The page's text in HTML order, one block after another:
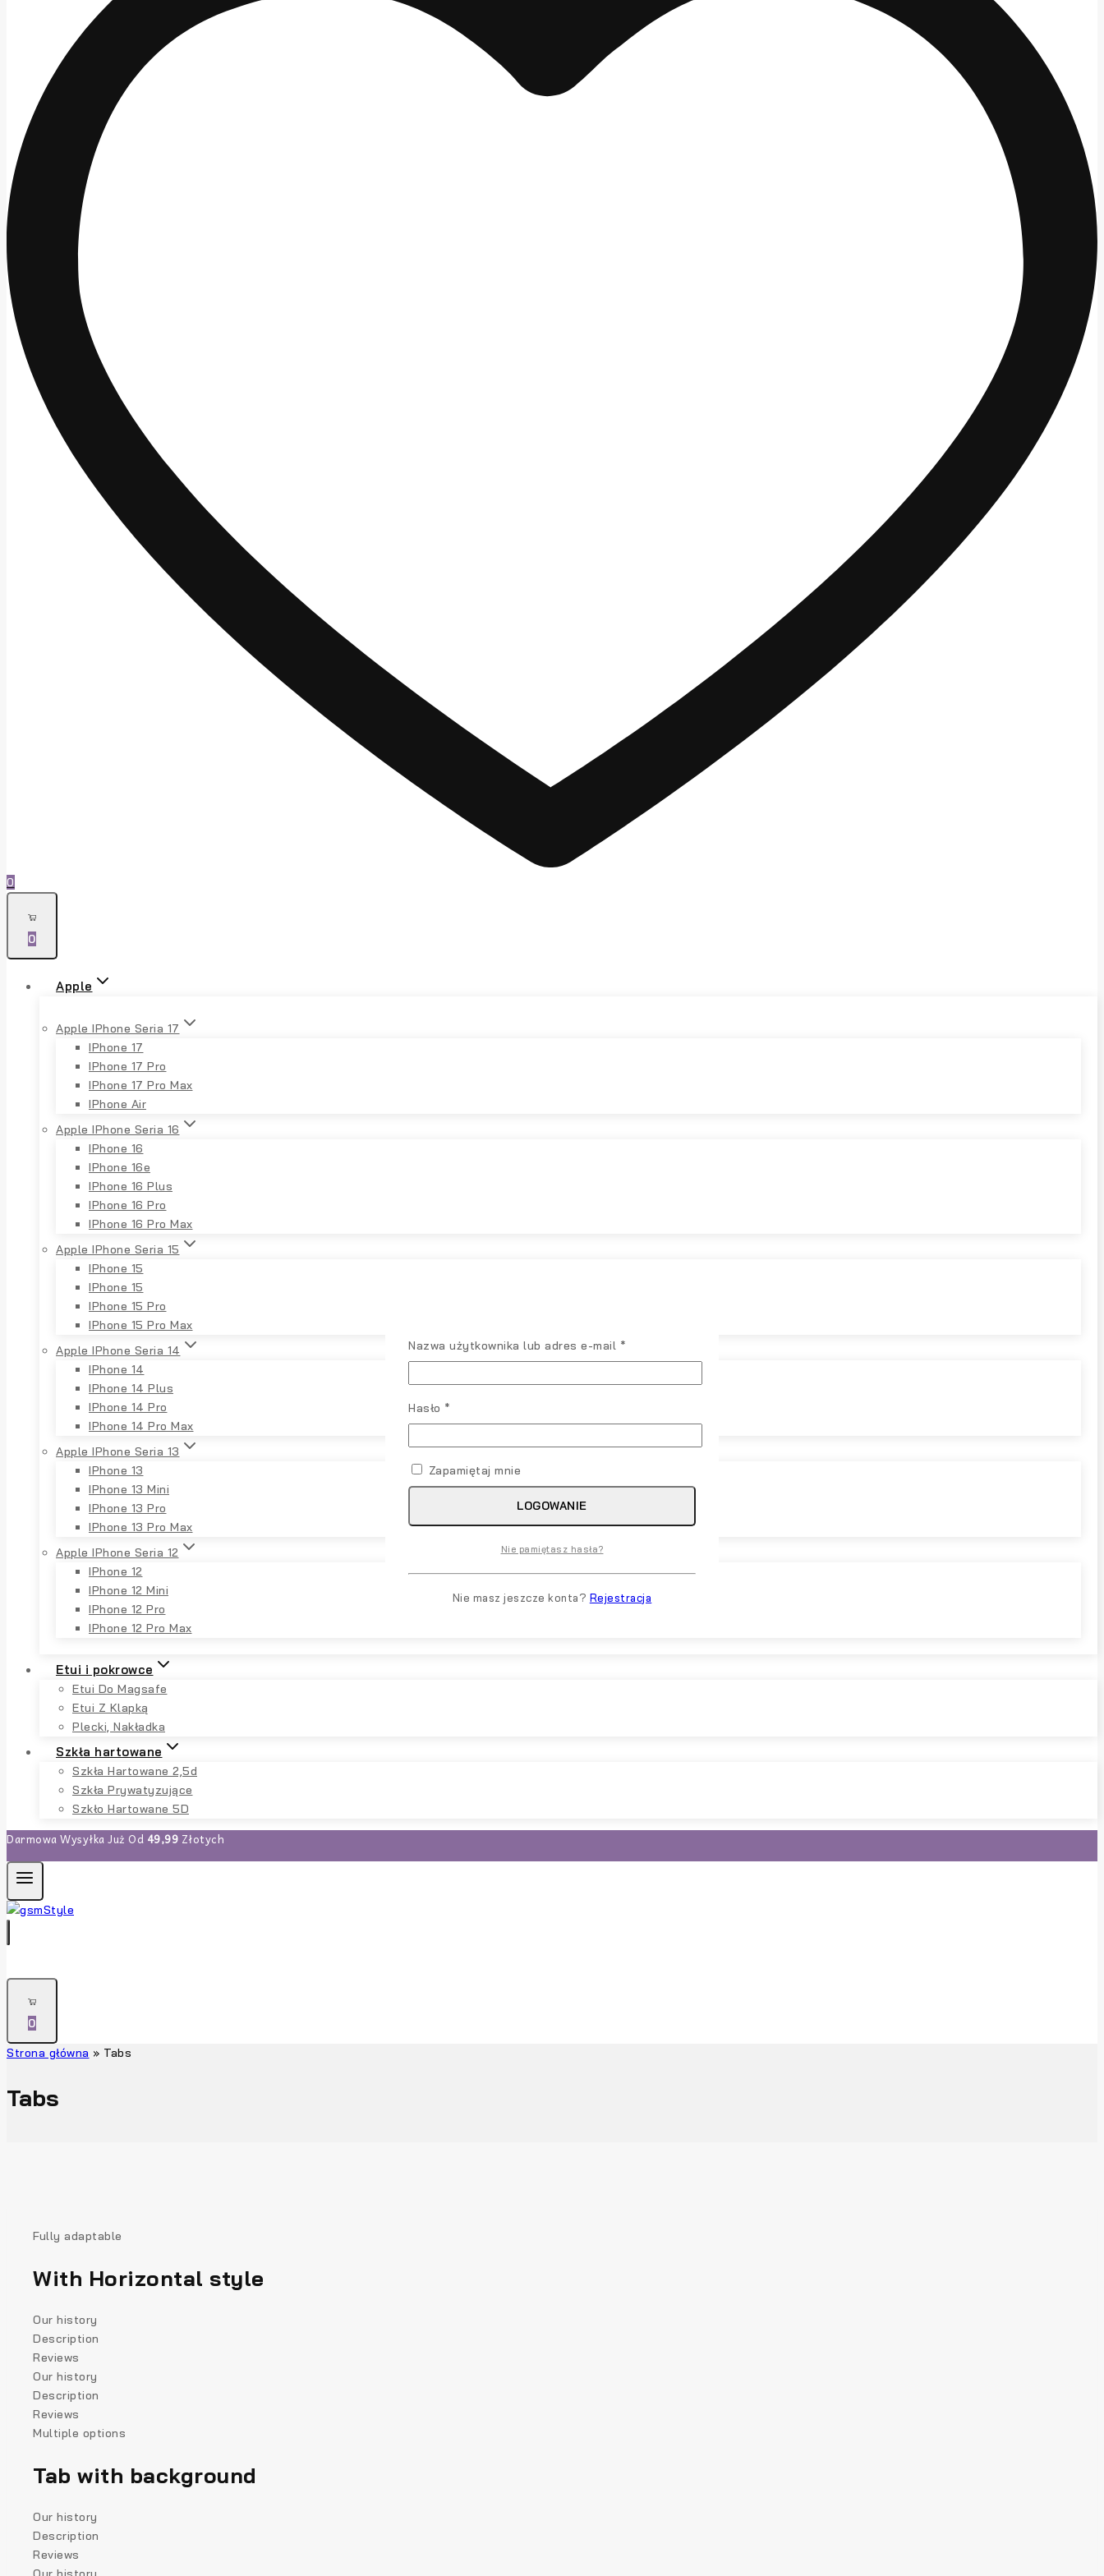
0
0
Apple
Apple IPhone Seria 17
IPhone 17
IPhone 17 Pro
IPhone 17 Pro Max
IPhone Air
Apple IPhone Seria 16
IPhone 16
IPhone 16e
IPhone 16 Plus
IPhone 16 Pro
IPhone 16 Pro Max
Apple IPhone Seria 15
IPhone 15
IPhone 15
IPhone 15 Pro
IPhone 15 Pro Max
Apple IPhone Seria 14
IPhone 14
IPhone 14 Plus
IPhone 14 Pro
IPhone 14 Pro Max
Apple IPhone Seria 13
IPhone 13
IPhone 13 Mini
IPhone 13 Pro
IPhone 13 Pro Max
Apple IPhone Seria 12
IPhone 12
IPhone 12 Mini
IPhone 12 Pro
IPhone 12 Pro Max
Etui i pokrowce
Etui Do Magsafe
Etui Z Klapką
Plecki, Nakładka
Szkła hartowane
Szkła Hartowane 2,5d
Szkła Prywatyzujące
Szkło Hartowane 5D
Darmowa Wysyłka Już Od 49,99 Złotych
0
Strona główna » Tabs
Tabs
Fully adaptable
With Horizontal style
Our history
Description
Reviews
Our history
Description
Reviews
Multiple options
Tab with background
Our history
Description
Reviews
Nazwa użytkownika lub adres e-mail *
Hasło *
Zapamiętaj mnie
LOGOWANIE
Nie pamiętasz hasła?
Nie masz jeszcze konta? Rejestracja